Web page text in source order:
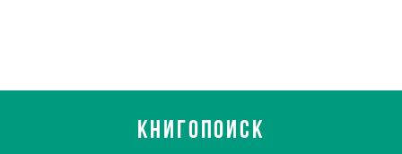
КНИГОПОИСК